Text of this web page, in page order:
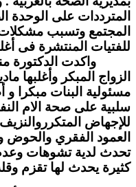
المترددات على الوحدة
المجتمع وتسبب مشكلات
للفتيات المنتشرة فى
واكدت الدكتورة
الزواج المبكر وأغلبها
مسئولية البنات مبكرا و
سلبية على صحة الام
للإجهاض
العمود الفقري والحوض
تحدث لدية تشوهات
كثيرة يحدث لها تقزم